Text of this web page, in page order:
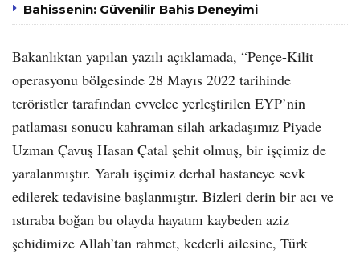
Bahissenin: Güvenilir Bahis Deneyimi
Bakanlıktan yapılan yazılı açıklamada, “Pençe-Kilit
operasyonu bölgesinde 28 Mayıs 2022 tarihinde
teröristler tarafından evvelce yerleştirilen EYP’nin
patlaması sonucu kahraman silah arkadaşımız Piyade
Uzman Çavuş Hasan Çatal şehit olmuş, bir işçimiz de
yaralanmıştır. Yaralı işçimiz derhal hastaneye sevk
edilerek tedavisine başlanmıştır. Bizleri derin bir acı ve
ıstıraba boğan bu olayda hayatını kaybeden aziz
şehidimize Allah’tan rahmet, kederli ailesine, Türk